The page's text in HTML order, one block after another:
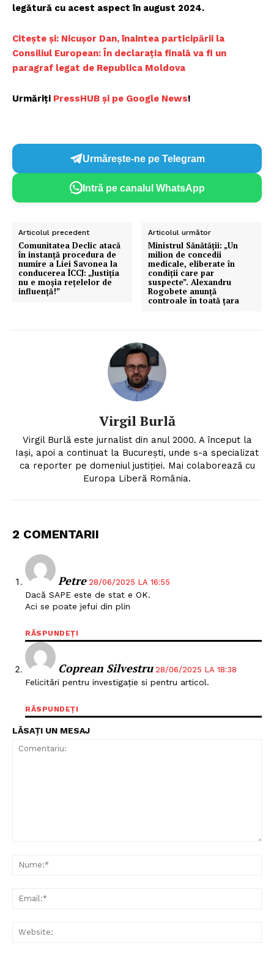
FREEDOM HOUSE ROMÂNIA
PRESShub
Despre noi / Echipa
Proiecte editoriale
Contact
legătură cu acest aspect în august 2024.
Citește și: Nicuşor Dan, înaintea participării la
Consiliul European: În declarația finală va fi un
paragraf legat de Republica Moldova
Urmăriți PressHUB și pe Google News!
Urmărește-ne pe Telegram
Intră pe canalul WhatsApp
Articolul precedent
Comunitatea Declic atacă
în instanță procedura de
numire a Liei Savonea la
conducerea ÎCCJ: „Justiția
nu e moșia rețelelor de
influență!”
Articolul următor
Ministrul Sănătății: „Un
milion de concedii
medicale, eliberate în
condiții care par
suspecte”. Alexandru
Rogobete anunță
controale în toată țara
Virgil Burlă
Virgil Burlă este jurnalist din anul 2000. A început la
Iași, apoi a continuat la București, unde s-a specializat
ca reporter pe domeniul justiției. Mai colaborează cu
Europa Liberă România.
2 COMENTARII
Petre 28/06/2025 LA 16:55
Dacă SAPE este de stat e OK.
Aci se poate jefui din plin
RĂSPUNDEȚI
Coprean Silvestru 28/06/2025 LA 18:38
Felicitări pentru investigație si pentru articol.
RĂSPUNDEȚI
LĂSAȚI UN MESAJ